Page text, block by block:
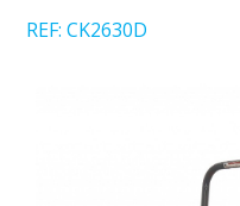
REF: CK2630D